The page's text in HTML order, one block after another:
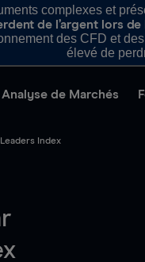
complexes et
de l’argent lors
des CFD et
élevé de
Analyse de Marchés
Index